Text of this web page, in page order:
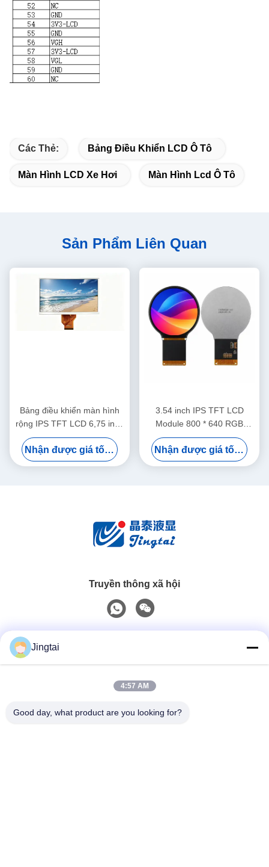
Các Thẻ: Bảng Điều Khiển LCD Ô Tô
Màn Hình LCD Xe Hơi Màn Hình Lcd Ô Tô
Sản Phẩm Liên Quan
Bảng điều khiển màn hình
rộng IPS TFT LCD 6,75 inch
cho thiết bị hiển thị ô tô
Nhận được giá tốt nhất
3.54 inch IPS TFT LCD
Module 800 * 640 RGB
Interface Display cho ứng
dụng ô tô
Nhận được giá tốt nhất
Truyền thông xã hội
0086-755-27491128
Jingtai
4:57 AM
Good day, what product are you looking for?